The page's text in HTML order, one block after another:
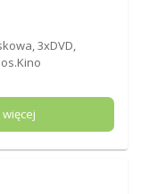
3xDVD,